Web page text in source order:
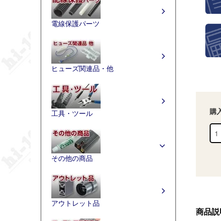
購
商品説
電線保護パーツ
ヒューズ関連品・他
工具・ツール
その他の商品
アウトレット品